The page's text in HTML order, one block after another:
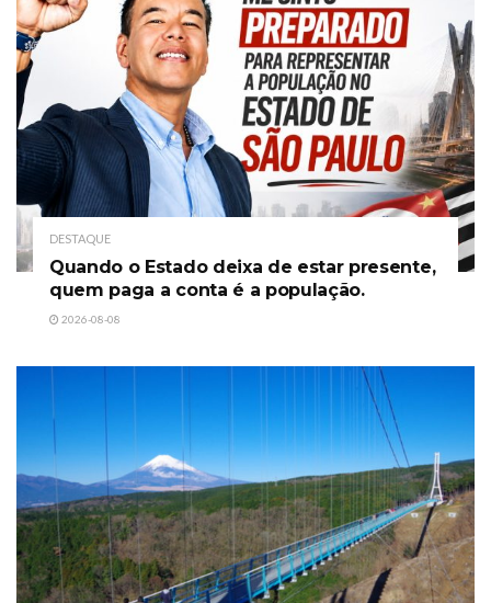
DESTAQUE
Quando o Estado deixa de estar presente,
quem paga a conta é a população.
2026-08-08